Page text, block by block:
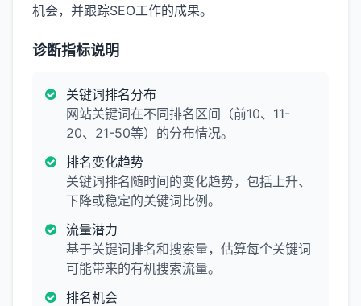
机会，并跟踪SEO工作的成果。
诊断指标说明
关键词排名分布
网站关键词在不同排名区间（前10、11-
20、21-50等）的分布情况。
排名变化趋势
关键词排名随时间的变化趋势，包括上升、
下降或稳定的关键词比例。
流量潜力
基于关键词排名和搜索量，估算每个关键词
可能带来的有机搜索流量。
排名机会